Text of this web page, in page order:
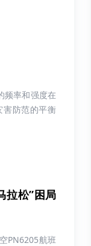
频率和强度在
害防范的平衡
拉松”困局
PN6205航班